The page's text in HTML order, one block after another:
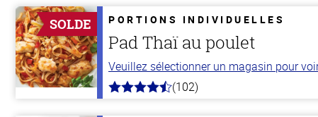
SOLDE PORTIONS INDIVIDUELLES
Pad Thaï au poulet
Veuillez sélectionner un magasin pour
4.3
(102)